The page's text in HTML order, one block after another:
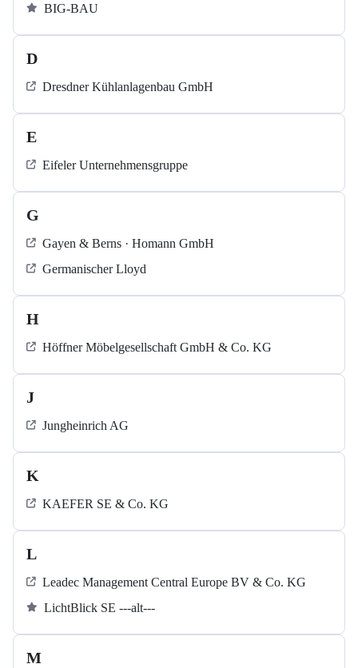
BIG-BAU
D
Dresdner Kühlanlagenbau GmbH
E
Eifeler Unternehmensgruppe
G
Gayen & Berns · Homann GmbH
Germanischer Lloyd
H
Höffner Möbelgesellschaft GmbH & Co. KG
J
Jungheinrich AG
K
KAEFER SE & Co. KG
L
Leadec Management Central Europe BV & Co. KG
LichtBlick SE ---alt---
M